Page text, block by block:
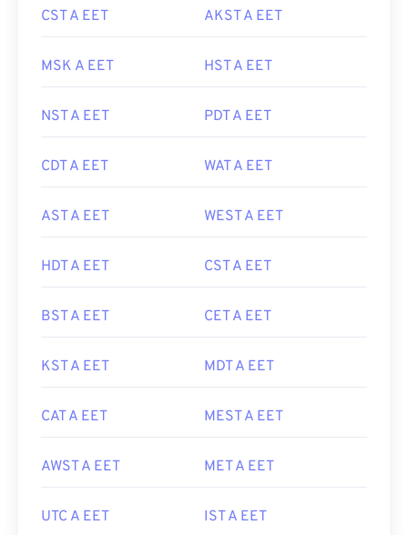
CST A EET AKST A EET
MSK A EET HST A EET
NST A EET PDT A EET
CDT A EET WAT A EET
AST A EET WEST A EET
HDT A EET CST A EET
BST A EET CET A EET
KST A EET MDT A EET
CAT A EET MEST A EET
AWST A EET MET A EET
UTC A EET IST A EET